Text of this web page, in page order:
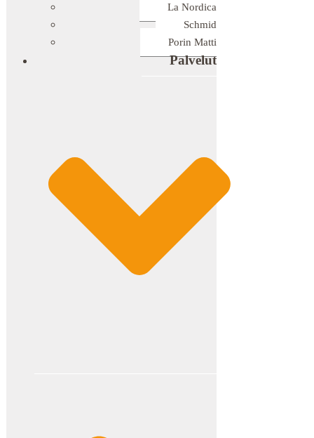
La Nordica
Schmid
Porin Matti
Palvelut